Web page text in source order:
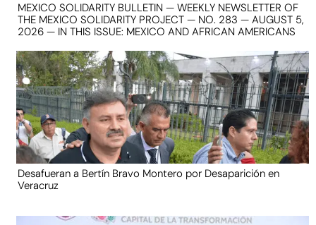
MEXICO SOLIDARITY BULLETIN — WEEKLY NEWSLETTER OF
THE MEXICO SOLIDARITY PROJECT — NO. 283 — AUGUST 5,
2026 — IN THIS ISSUE: MEXICO AND AFRICAN AMERICANS
Desafueran a Bertín Bravo Montero por Desaparición en
Veracruz